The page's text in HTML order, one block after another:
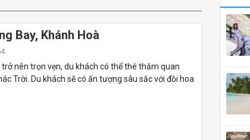
Bay, Khánh Hoà
nên trọn vẹn, du khách có thể thé thăm quan
Trời. Du khách sẽ có ấn tượng sâu sắc với đồi hoa